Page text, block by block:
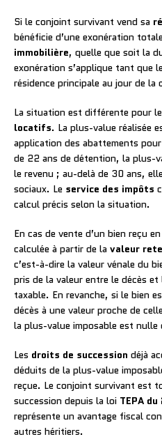
Si le conjoint survivant vend sa
bénéficie d’une exonération
immobilière, quelle que soit la
exonération s’applique tant que
résidence principale au jour de la
La situation est différente pour
locatifs. La plus-value réalisée
application des abattements
de 22 ans de détention, la plus-
le revenu ; au-delà de 30 ans,
sociaux. Le service des impôts
calcul précis selon la situation.
En cas de vente d’un bien reçu
calculée à partir de la valeur
c’est-à-dire la valeur vénale du
pris de la valeur entre le décès
taxable. En revanche, si le bien
décès à une valeur proche de
la plus-value imposable est
Les droits de succession déjà
déduits de la plus-value
reçue. Le conjoint survivant est
succession depuis la loi TEPA
représente un avantage fiscal
autres héritiers.